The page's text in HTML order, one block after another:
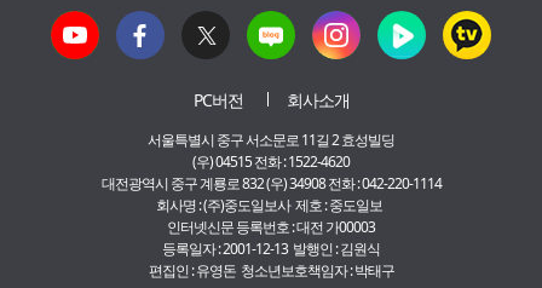
PC버전 회사소개
서울특별시 중구 서소문로 11길 2 효성빌딩
(우) 04515 전화 : 1522-4620
대전광역시 중구 계룡로 832 (우) 34908 전화 : 042-220-1114
회사명 : (주)중도일보사 제호 : 중도일보
인터넷신문 등록번호 : 대전 가00003
등록일자 : 2001-12-13 발행인 : 김원식
편집인 : 유영돈 청소년보호책임자 : 박태구